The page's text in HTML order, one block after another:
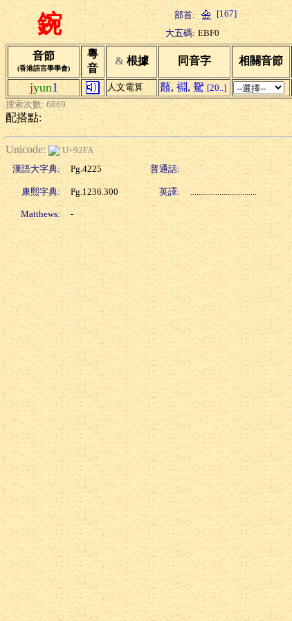
鋺 部首: [167]
大五碼: EBF0
音節
(香港語言學學會)
粵
音
& 根據 同音字 相關音節
jyun1 人文電算 鼘, 裫, 駌 [20..]
搜索次數: 6869
配搭點:
Unicode:
U+92FA
漢語大字典:
Pg.4225 普通話:
康熙字典: Pg.1236.300 英譯: ................................
Matthews: -